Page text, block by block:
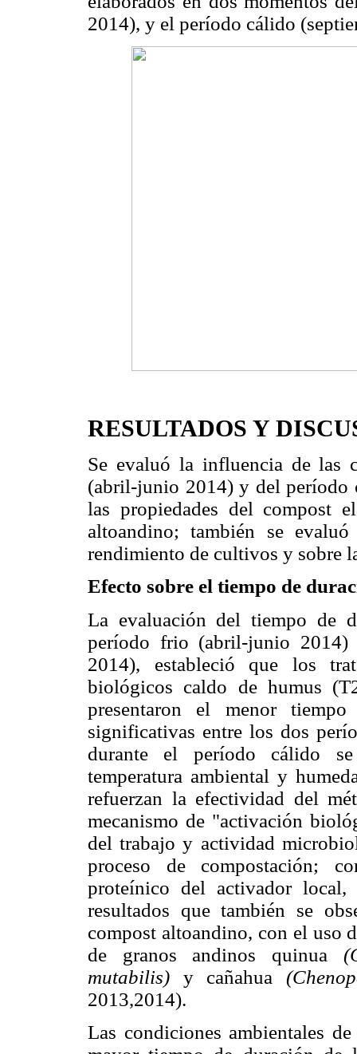
2014), y el período cálido
RESULTADOS Y
Se evaluó la influencia de las
(abril-junio 2014) y del período
las propiedades del compost
altoandino; también se
rendimiento de cultivos y sobre
Efecto sobre el tiempo de
La evaluación del tiempo de
período frio (abril-junio 2014)
2014), estableció que los
biológicos caldo de humus
presentaron el menor
significativas entre los dos
durante el período cálido
temperatura ambiental y
refuerzan la efectividad del
mecanismo de "activación
del trabajo y actividad
proceso de compostación;
proteínico del activador local,
resultados que también se
compost altoandino, con el uso
de granos andinos quinua
mutabilis) y cañahua
2013,2014).
Las condiciones ambientales